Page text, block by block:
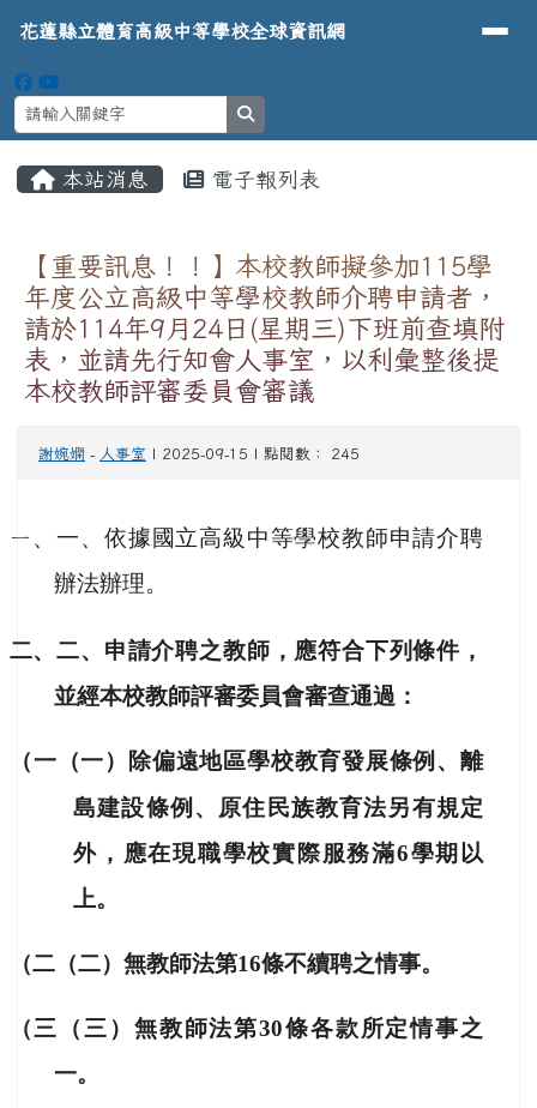
花蓮縣立體育高級中等學校全球資
導覽列
花蓮縣立體育高級中等學校全球資訊網
本站消息 電子報列表
【重要訊息！！】本校教師擬參加115學
年度公立高級中等學校教師介聘申請者，
請於114年9月24日(星期三)下班前查填附
表，並請先行知會人事室，以利彙整後提
本校教師評審委員會審議
謝婉嫻 - 人事室 | 2025-09-15 | 點閱數： 245
ㄧ、一、依據國立高級中等學校教師申請介聘
辦法辦理。
二、二、申請介聘之教師，應符合下列條件，
並經本校教師評審委員會審查通過：
（一（一）除偏遠地區學校教育發展條例、離
島建設條例 、
原住民族教育法另有規定
外，應在現職學校實際服務滿6學期以
上。
（二（二）無教師法第16條不續聘之情事。
（三（三）無教師法第30條各款所定情事之
一。